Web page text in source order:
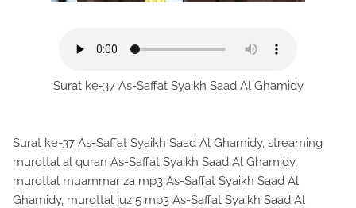
Surat ke-37 As-Saffat Syaikh Saad Al Ghamidy
Surat ke-37 As-Saffat Syaikh Saad Al Ghamidy, streaming
murottal al quran As-Saffat Syaikh Saad Al Ghamidy,
murottal muammar za mp3 As-Saffat Syaikh Saad Al
Ghamidy, murottal juz 5 mp3 As-Saffat Syaikh Saad Al